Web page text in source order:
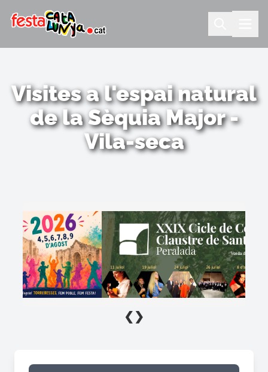
Visites a l'espai natural
de la Sèquia Major -
Vila-seca
❮ ❯